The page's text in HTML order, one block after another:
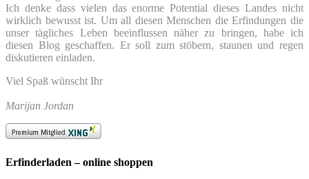
Ich denke dass vielen das enorme Potential dieses Landes nicht
wirklich bewusst ist. Um all diesen Menschen die Erfindungen die
unser tägliches Leben beeinflussen näher zu bringen, habe ich
diesen Blog geschaffen. Er soll zum stöbern, staunen und regen
diskutieren einladen.
Viel Spaß wünscht Ihr
Marijan Jordan
Erfinderladen – online shoppen